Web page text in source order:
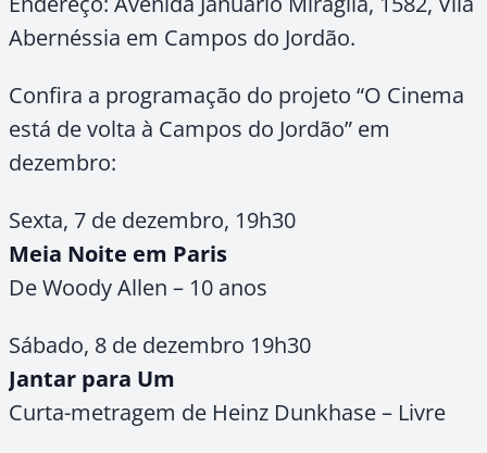
Abernéssia em Campos do Jordão.
Confira a programação do projeto “O Cinema
está de volta à Campos do Jordão” em
dezembro:
Sexta, 7 de dezembro, 19h30
Meia Noite em Paris
De Woody Allen – 10 anos
Sábado, 8 de dezembro 19h30
Jantar para Um
Curta-metragem de Heinz Dunkhase – Livre